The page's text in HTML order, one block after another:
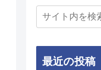
最近の投稿